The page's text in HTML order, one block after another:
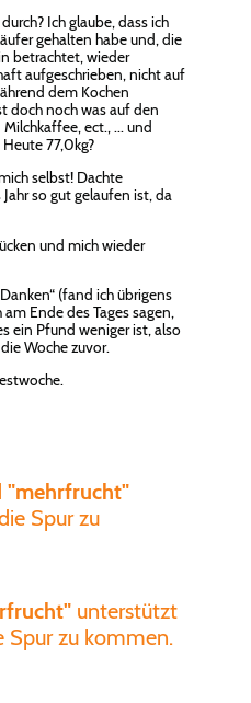
Ich glaube, dass ich
gehalten habe und, die
betrachtet, wieder
aufgeschrieben, nicht auf
dem Kochen
doch noch was auf den
Milchkaffee, ect., ... und
77,0kg?
selbst! Dachte
so gut gelaufen ist, da
und mich wieder
(fand ich übrigens
Ende des Tages sagen,
ein Pfund weniger ist, also
Woche zuvor.
"mehrfrucht"
Spur zu
unterstützt
Spur zu kommen.